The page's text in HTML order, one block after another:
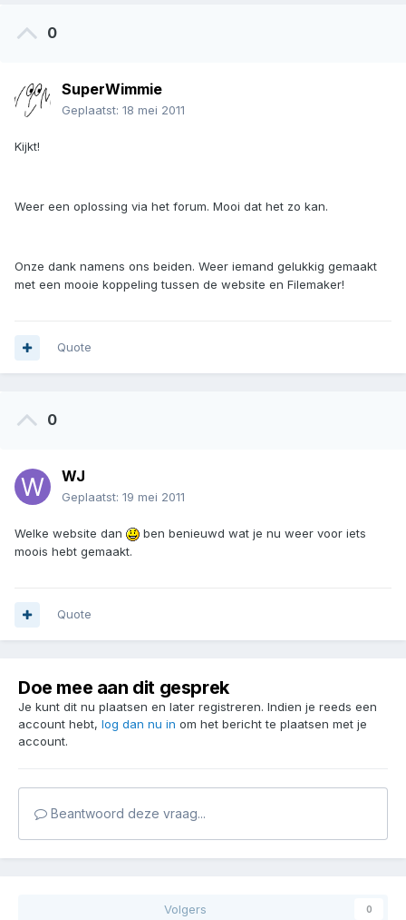
0
SuperWimmie
Geplaatst: 18 mei 2011
Kijkt!
Weer een oplossing via het forum. Mooi dat het zo kan.
Onze dank namens ons beiden. Weer iemand gelukkig gemaakt
met een mooie koppeling tussen de website en Filemaker!
Quote
0
WJ
Geplaatst: 19 mei 2011
Welke website dan
ben benieuwd wat je nu weer voor iets
moois hebt gemaakt.
Quote
Doe mee aan dit gesprek
Je kunt dit nu plaatsen en later registreren. Indien je reeds een
account hebt, log dan nu in om het bericht te plaatsen met je
account.
Beantwoord deze vraag...
Volgers 0